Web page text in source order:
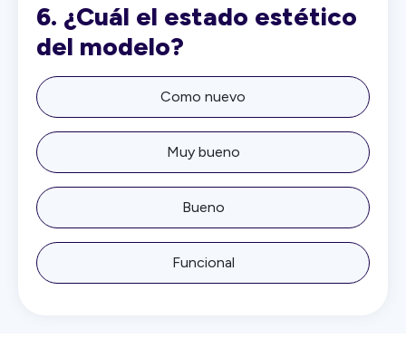
6. ¿Cuál el estado estético
del modelo?
Como nuevo
Muy bueno
Bueno
Funcional